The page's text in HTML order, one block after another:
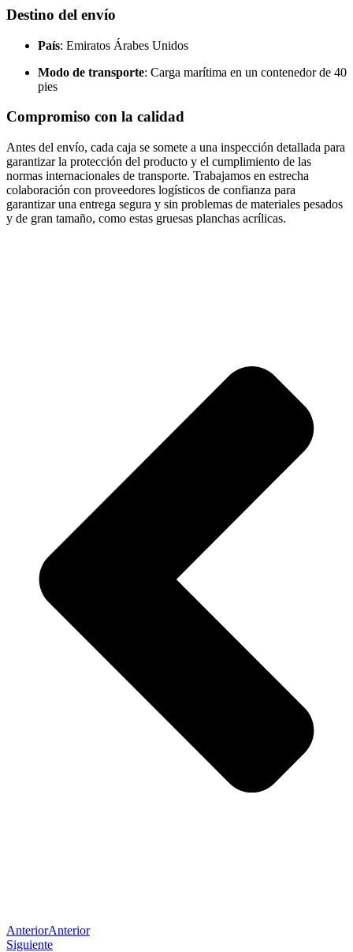
Destino del envío
País: Emiratos Árabes Unidos
Modo de transporte: Carga marítima en un contenedor de 40
pies
Compromiso con la calidad
Antes del envío, cada caja se somete a una inspección detallada para
garantizar la protección del producto y el cumplimiento de las
normas internacionales de transporte. Trabajamos en estrecha
colaboración con proveedores logísticos de confianza para
garantizar una entrega segura y sin problemas de materiales pesados
y de gran tamaño, como estas gruesas planchas acrílicas.
AnteriorAnterior
Siguiente